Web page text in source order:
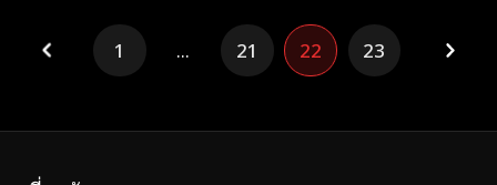
ว่าที่นี่มีผู้บำเพ็ญเซียนและปุถุชนที่ถูกกดขี่ เมื่อ
ต้องเผชิญอำนาจมืดจากศิษย์สำนักเทวะบรรพต
ทั้งสามจึงใช้อาวุธล้ำยุคต่อกรกับวิชาอาคม
1 ... 21 22 23